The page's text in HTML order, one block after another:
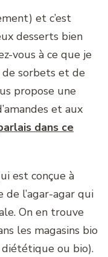
et c’est
desserts bien
vous à ce que je
sorbets et de
propose une
et aux
dans ce
est conçue à
de l’agar-agar qui
On en trouve
les magasins bio
diététique ou bio).